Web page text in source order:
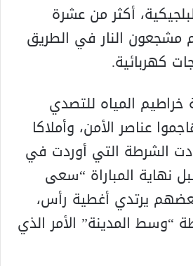
أكثر من عشرة
مشجعون النار في الطريق
كهربائية.
المياه للتصدي
عناصر الأمن، وأملاكا
الشرطة التي أوردت في
نهاية المباراة “سعى
يرتدي أغطية رأس،
“وسط المدينة” الأمر الذي